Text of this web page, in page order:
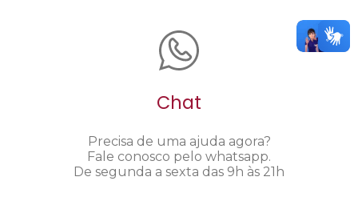
Chat
Precisa de uma ajuda agora?
Fale conosco pelo whatsapp.
De segunda a sexta das 9h às 21h